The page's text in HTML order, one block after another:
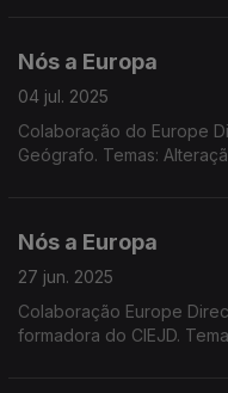
Nós a Europa
04 jul. 2025
Colaboração do Europe
Geógrafo. Temas:
Nós a Europa
27 jun. 2025
Colaboração Europe
formadora do CIEJD.